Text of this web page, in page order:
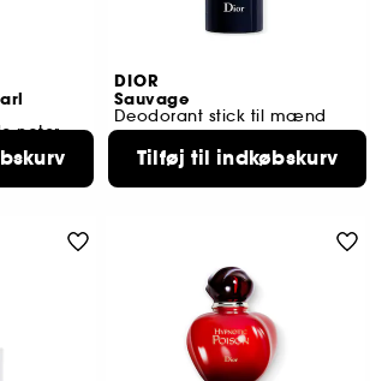
noter
DIOR
Sauvage
Deodorant stick til mænd
319,00 KR
Tilføj til indkøbskurv